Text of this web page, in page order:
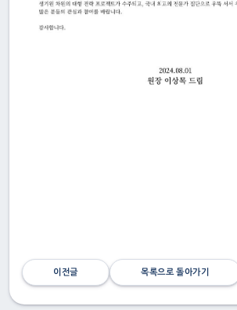
이전글 목록으로 돌아가기